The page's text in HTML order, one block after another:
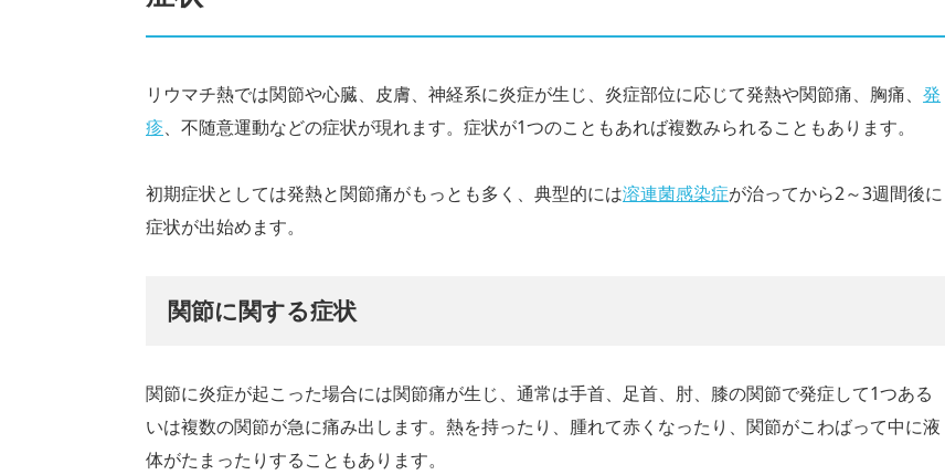
リウマチ熱では関節や心臓、皮膚、神経系に炎症が生じ、炎症部位に応じて発熱や関節痛、胸痛、 発
疹、不随意運動などの症状が現れます。症状が1つのこともあれば複数みられることもあります。
初期症状としては発熱と関節痛がもっとも多く、典型的には溶連菌感染症が治ってから2～3週間後に
症状が出始めます。
関節に関する症状
関節に炎症が起こった場合には関節痛が生じ、通常は手首、足首、肘、膝の関節で発症して1つある
いは複数の関節が急に痛み出します。熱を持ったり、腫れて赤くなったり、関節がこわばって中に液
体がたまったりすることもあります。